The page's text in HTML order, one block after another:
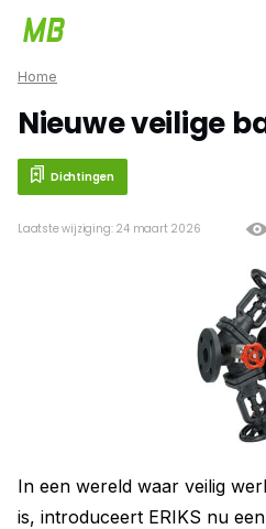
Home
Nieuwe veilige
Dichtingen
Laatste wijziging: 24 maart 2026
In een wereld waar veilig
is, introduceert ERIKS nu